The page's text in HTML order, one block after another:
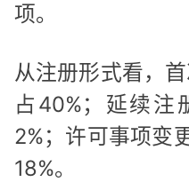
项。
从注册形式看，
占40%；延续注
2%；许可事项变
18%。